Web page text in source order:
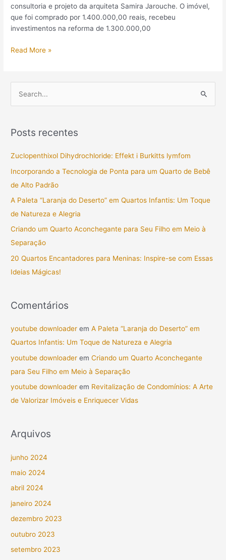
consultoria e projeto da arquiteta Samira Jarouche. O imóvel,
que foi comprado por 1.400.000,00 reais, recebeu
investimentos na reforma de 1.300.000,00
Read More »
q
r
p
o
r
:
Posts recentes
Zuclopenthixol Dihydrochloride: Effekt i Burkitts lymfom
Incorporando a Tecnologia de Ponta para um Quarto de Bebê
de Alto Padrão
A Paleta “Laranja do Deserto” em Quartos Infantis: Um Toque
de Natureza e Alegria
Criando um Quarto Aconchegante para Seu Filho em Meio à
Separação
20 Quartos Encantadores para Meninas: Inspire-se com Essas
Ideias Mágicas!
Comentários
youtube downloader emA Paleta “Laranja do Deserto” em
Quartos Infantis: Um Toque de Natureza e Alegria
youtube downloader emCriando um Quarto Aconchegante
para Seu Filho em Meio à Separação
youtube downloader em Revitalização de Condomínios: A Arte
de Valorizar Imóveis e Enriquecer Vidas
Arquivos
junho 2024
maio 2024
abril 2024
janeiro 2024
dezembro 2023
outubro 2023
setembro 2023